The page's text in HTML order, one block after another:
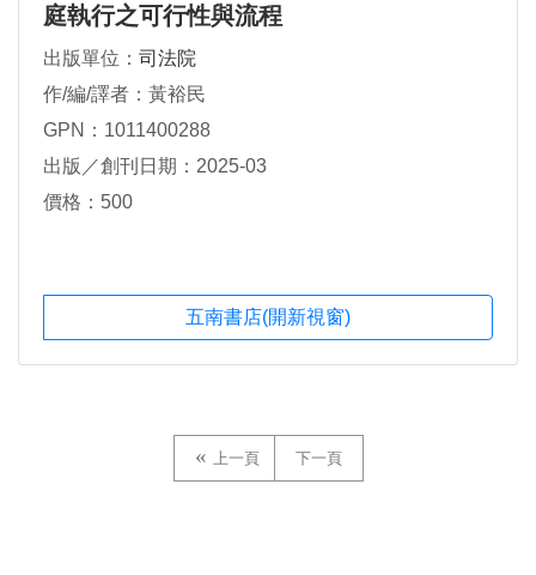
庭執行之可行性與流程
出版單位： 司法院
作/編/譯者：黃裕民
GPN：1011400288
出版／創刊日期：2025-03
價格：500
五南書店(開新視窗)
上一頁 下一頁